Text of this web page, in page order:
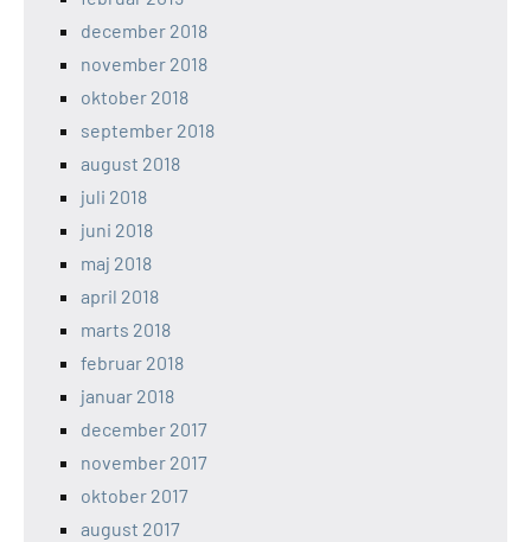
december 2018
november 2018
oktober 2018
september 2018
august 2018
juli 2018
juni 2018
maj 2018
april 2018
marts 2018
februar 2018
januar 2018
december 2017
november 2017
oktober 2017
august 2017